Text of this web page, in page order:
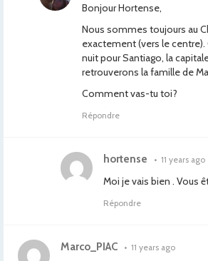
Bonjour Hortense,
Nous sommes toujours au
exactement (vers le
nuit pour Santiago, la
retrouverons la famille de
Comment vas-tu toi?
Répondre
hortense • 11 years ago
Moi je vais bien . Vous
Répondre
Marco_PIAC • 11 years ago